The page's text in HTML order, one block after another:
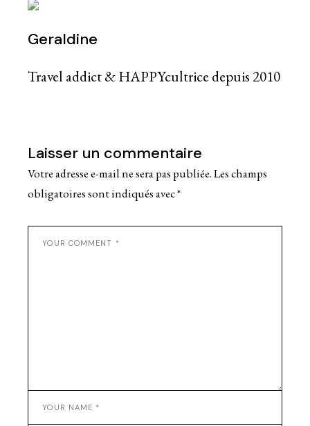
Geraldine
Travel addict & HAPPYcultrice depuis 2010
Laisser un commentaire
Votre adresse e-mail ne sera pas publiée.Les champs
obligatoires sont indiqués avec*